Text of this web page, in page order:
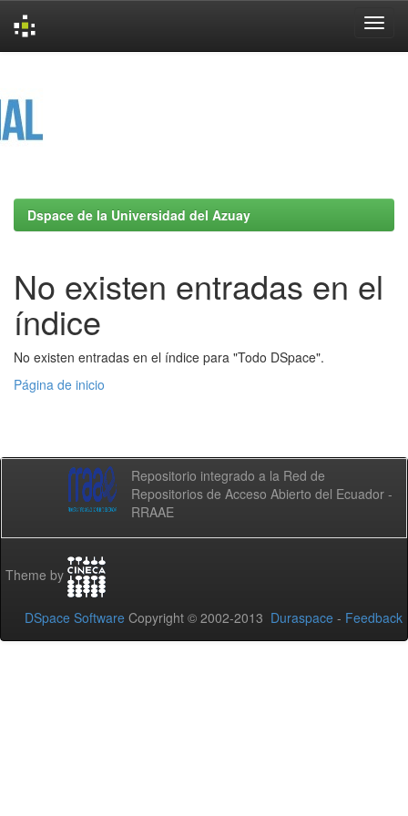
Dspace de la Universidad del Azuay
No existen entradas en el
índice
No existen entradas en el índice para "Todo DSpace".
Página de inicio
Repositorio integrado a la Red de
Repositorios de Acceso Abierto del Ecuador -
RRAAE
Theme by
DSpace Software Copyright © 2002-2013 Duraspace - Feedback